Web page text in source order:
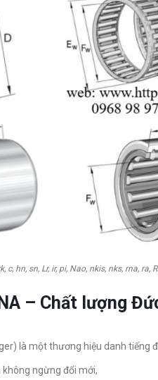
hn, sn, Lr, ir, pi, Nao, nkis, nks, rna, ra,
– Chất lượng
là một thương hiệu danh tiếng
ngừng đổi mới,